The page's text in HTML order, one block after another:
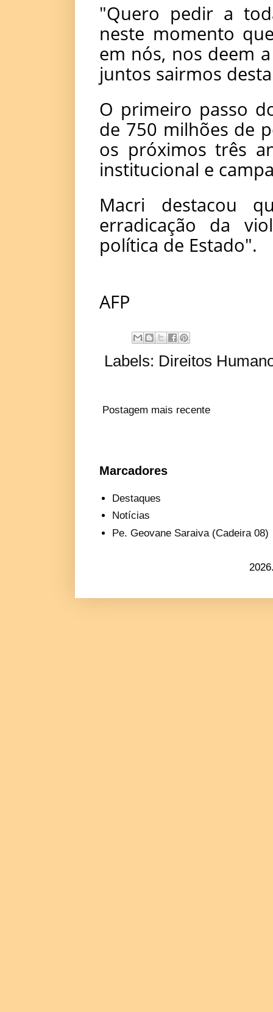
"Quero pedir a
neste momento
em nós, nos deem
juntos sairmos
O primeiro passo
de 750 milhões de
os próximos três
institucional e
Macri destacou
erradicação da
política de Estado".
AFP
Labels: Direitos
Postagem mais recente
Marcadores
Destaques
Notícias
Pe. Geovane Saraiva (Cadeira 08)